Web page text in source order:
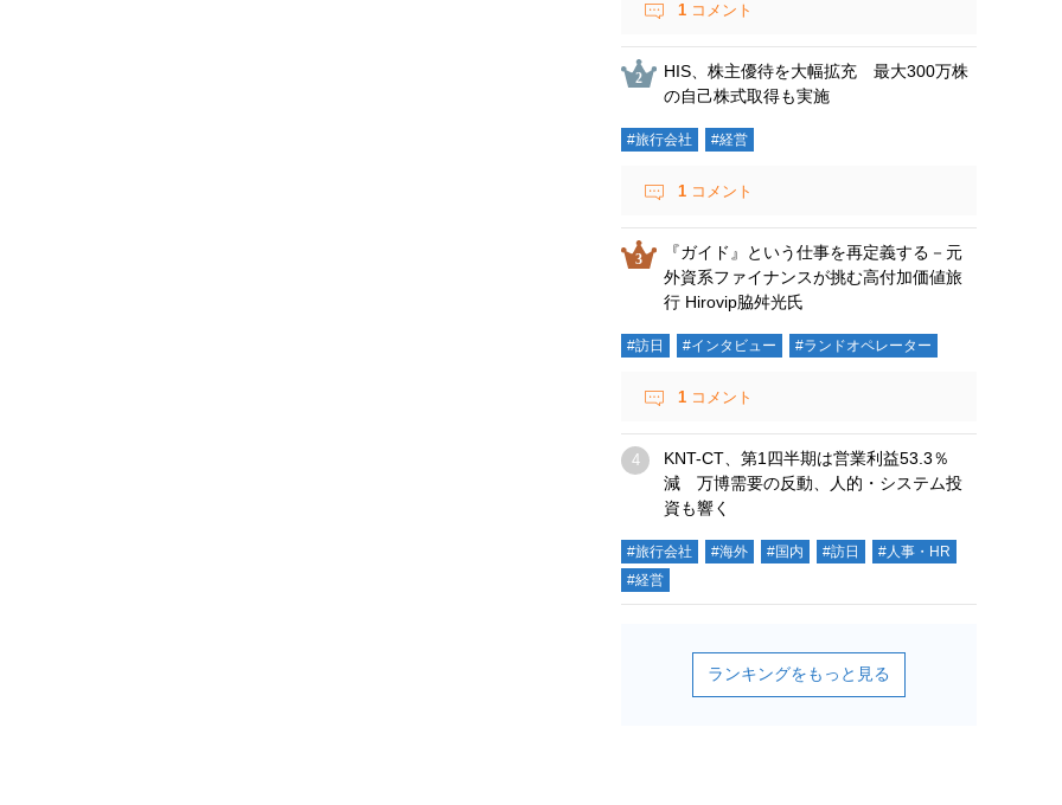
1 コメント
HIS、株主優待を大幅拡充 最大300万株
の自己株式取得も実施
#旅行会社 #経営
1 コメント
『ガイド』という仕事を再定義する－元
外資系ファイナンスが挑む高付加価値旅
行 Hirovip脇舛光氏
#訪日 #インタビュー #ランドオペレーター
1 コメント
KNT-CT、第1四半期は営業利益53.3％
減 万博需要の反動、人的・システム投
資も響く
#旅行会社 #海外 #国内 #訪日
#人事・HR
#経営